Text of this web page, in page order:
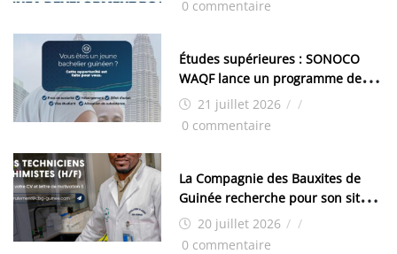
0 commentaire
Études supérieures : SONOCO
WAQF lance un programme de
bourses pour la Malaisie
21 juillet 2026 / /
0 commentaire
La Compagnie des Bauxites de
Guinée recherche pour son site
de Kamsar des techniciens
chimistes (H/F)
20 juillet 2026 / /
0 commentaire